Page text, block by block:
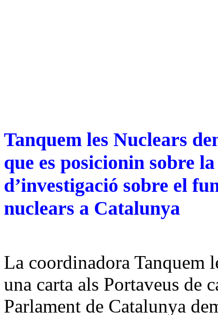
Tanquem les Nuclears
que es posicionin sobre
d’investigació sobre el
nuclears a Catalunya
La coordinadora Tanquem
una carta als Portaveus de
Parlament de Catalunya